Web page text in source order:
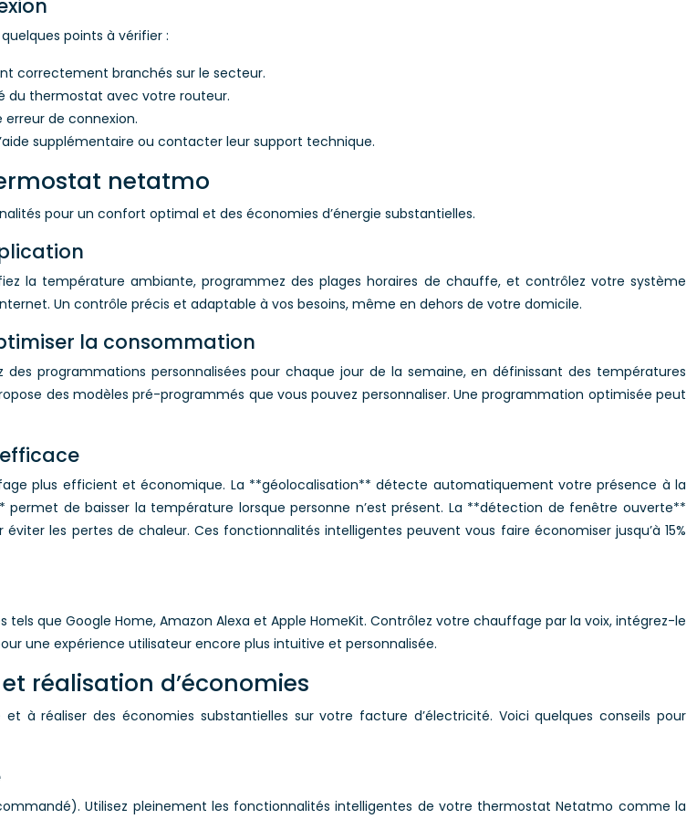
points à vérifier :
correctement branchés sur le secteur.
du thermostat avec votre routeur.
de connexion.
supplémentaire ou contacter leur support technique.
netatmo
pour un confort optimal et des économies d’énergie substantielles.
la température ambiante, programmez des plages horaires de chauffe, et contrôlez votre système
Un contrôle précis et adaptable à vos besoins, même en dehors de votre domicile.
la consommation
programmations personnalisées pour chaque jour de la semaine, en définissant des températures
des modèles pré-programmés que vous pouvez personnaliser. Une programmation optimisée peut
plus efficient et économique. La **géolocalisation** détecte automatiquement votre présence à la
de baisser la température lorsque personne n’est présent. La **détection de fenêtre ouverte**
les pertes de chaleur. Ces fonctionnalités intelligentes peuvent vous faire économiser jusqu’à 15%
que Google Home, Amazon Alexa et Apple HomeKit. Contrôlez votre chauffage par la voix, intégrez-le
une expérience utilisateur encore plus intuitive et personnalisée.
réalisation d’économies
à réaliser des économies substantielles sur votre facture d’électricité. Voici quelques conseils pour
Utilisez pleinement les fonctionnalités intelligentes de votre thermostat Netatmo comme la